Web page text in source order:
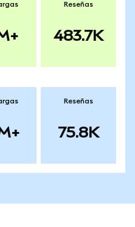
Reseñas
483.7K
Reseñas
75.8K